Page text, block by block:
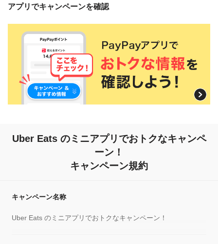
アプリでキャンペーンを確認
Uber Eats のミニアプリでおトクなキャンペ
ーン！
キャンペーン規約
キャンペーン名称
Uber Eats のミニアプリでおトクなキャンペーン！